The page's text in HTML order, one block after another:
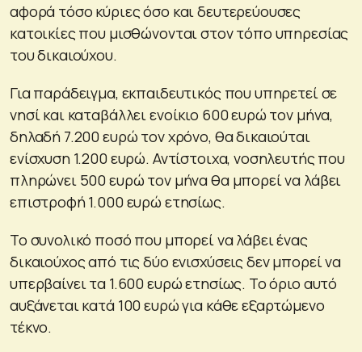
αφορά τόσο κύριες όσο και δευτερεύουσες
κατοικίες που μισθώνονται στον τόπο υπηρεσίας
του δικαιούχου.
Για παράδειγμα, εκπαιδευτικός που υπηρετεί σε
νησί και καταβάλλει ενοίκιο 600 ευρώ τον μήνα,
δηλαδή 7.200 ευρώ τον χρόνο, θα δικαιούται
ενίσχυση 1.200 ευρώ. Αντίστοιχα, νοσηλευτής που
πληρώνει 500 ευρώ τον μήνα θα μπορεί να λάβει
επιστροφή 1.000 ευρώ ετησίως.
Το συνολικό ποσό που μπορεί να λάβει ένας
δικαιούχος από τις δύο ενισχύσεις δεν μπορεί να
υπερβαίνει τα 1.600 ευρώ ετησίως. Το όριο αυτό
αυξάνεται κατά 100 ευρώ για κάθε εξαρτώμενο
τέκνο.